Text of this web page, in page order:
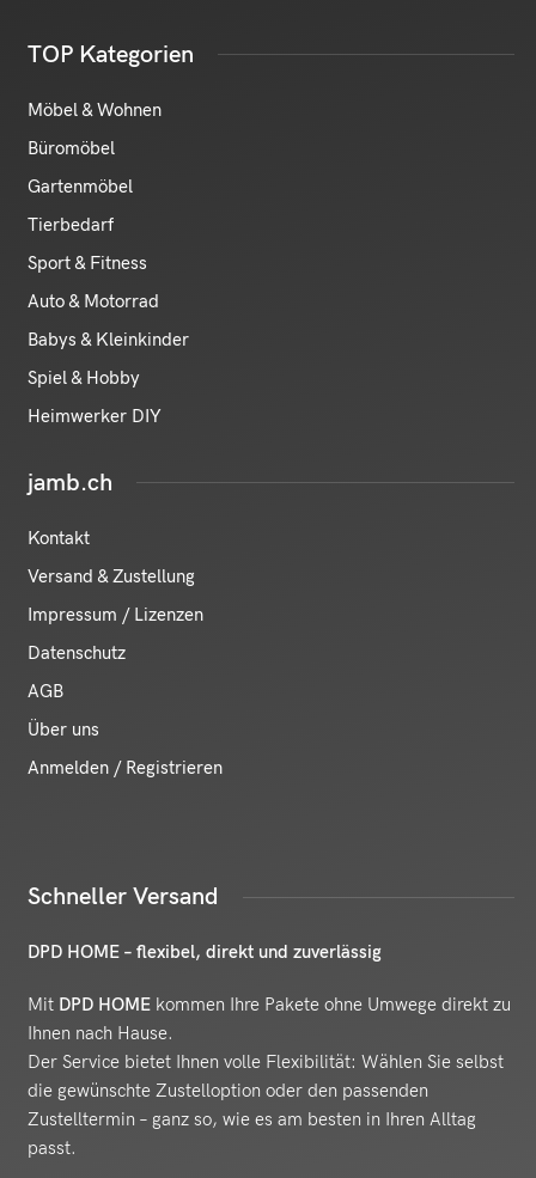
TOP Kategorien
Möbel & Wohnen
Büromöbel
Gartenmöbel
Tierbedarf
Sport & Fitness
Auto & Motorrad
Babys & Kleinkinder
Spiel & Hobby
Heimwerker DIY
jamb.ch
Kontakt
Versand & Zustellung
Impressum / Lizenzen
Datenschutz
AGB
Über uns
Anmelden / Registrieren
Schneller Versand
DPD HOME – flexibel, direkt und zuverlässig
Mit DPD HOME kommen Ihre Pakete ohne Umwege direkt zu
Ihnen nach Hause.
Der Service bietet Ihnen volle Flexibilität: Wählen Sie selbst
die gewünschte Zustelloption oder den passenden
Zustelltermin – ganz so, wie es am besten in Ihren Alltag
passt.